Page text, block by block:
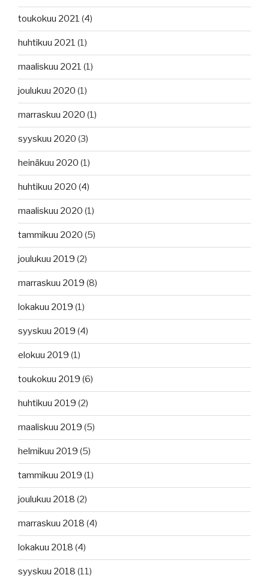
toukokuu 2021 (4)
huhtikuu 2021 (1)
maaliskuu 2021 (1)
joulukuu 2020 (1)
marraskuu 2020 (1)
syyskuu 2020 (3)
heinäkuu 2020 (1)
huhtikuu 2020 (4)
maaliskuu 2020 (1)
tammikuu 2020 (5)
joulukuu 2019 (2)
marraskuu 2019 (8)
lokakuu 2019 (1)
syyskuu 2019 (4)
elokuu 2019 (1)
toukokuu 2019 (6)
huhtikuu 2019 (2)
maaliskuu 2019 (5)
helmikuu 2019 (5)
tammikuu 2019 (1)
joulukuu 2018 (2)
marraskuu 2018 (4)
lokakuu 2018 (4)
syyskuu 2018 (11)